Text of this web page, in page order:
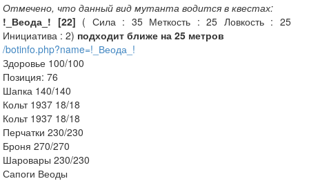
Отмечено, что данный вид мутанта водится в квестах:
!_Веода_! [22] ( Сила : 35 Меткость : 25 Ловкость : 25
Инициатива : 2) подходит ближе на 25 метров
/botinfo.php?name=!_Веода_!
Здоровье 100/100
Позиция: 76
Шапка 140/140
Кольт 1937 18/18
Кольт 1937 18/18
Перчатки 230/230
Броня 270/270
Шаровары 230/230
Сапоги Веоды